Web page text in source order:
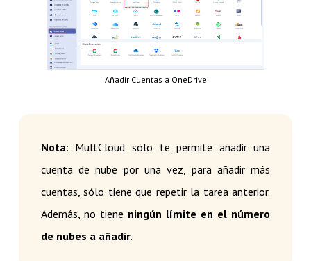
Añadir Cuentas a OneDrive
Nota: MultCloud sólo te permite añadir una
cuenta de nube por una vez, para añadir más
cuentas, sólo tiene que repetir la tarea anterior.
Además, no tiene ningún límite en el número
de nubes a añadir.